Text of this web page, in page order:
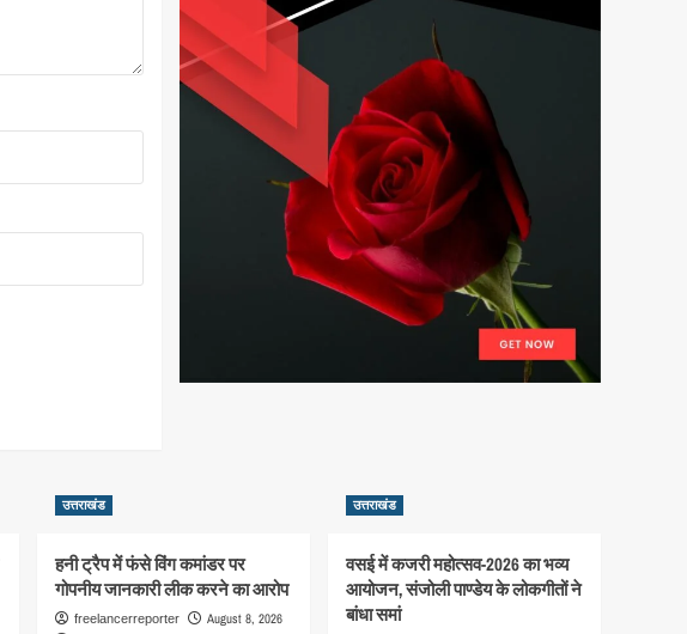
उत्तराखंड
हनी ट्रैप में फंसे विंग कमांडर पर
गोपनीय जानकारी लीक करने का आरोप
freelancerreporter August 8, 2026
उत्तराखंड
वसई में कजरी महोत्सव-2026 का भव्य
आयोजन, संजोली पाण्डेय के लोकगीतों ने
बांधा समां